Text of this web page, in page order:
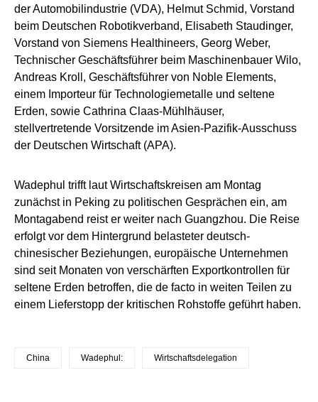
der Automobilindustrie (VDA), Helmut Schmid, Vorstand
beim Deutschen Robotikverband, Elisabeth Staudinger,
Vorstand von Siemens Healthineers, Georg Weber,
Technischer Geschäftsführer beim Maschinenbauer Wilo,
Andreas Kroll, Geschäftsführer von Noble Elements,
einem Importeur für Technologiemetalle und seltene
Erden, sowie Cathrina Claas-Mühlhäuser,
stellvertretende Vorsitzende im Asien-Pazifik-Ausschuss
der Deutschen Wirtschaft (APA).
Wadephul trifft laut Wirtschaftskreisen am Montag
zunächst in Peking zu politischen Gesprächen ein, am
Montagabend reist er weiter nach Guangzhou. Die Reise
erfolgt vor dem Hintergrund belasteter deutsch-
chinesischer Beziehungen, europäische Unternehmen
sind seit Monaten von verschärften Exportkontrollen für
seltene Erden betroffen, die de facto in weiten Teilen zu
einem Lieferstopp der kritischen Rohstoffe geführt haben.
China Wadephul: Wirtschaftsdelegation